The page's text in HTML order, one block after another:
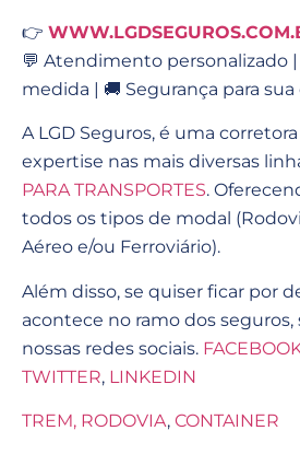
👉
💬 Atendimento personalizado |
medida | 🚚 Segurança para sua
A LGD Seguros, é uma
expertise nas mais diversas
PARA TRANSPORTES.
todos os tipos de modal
Aéreo e/ou Ferroviário).
Além disso, se quiser ficar por
acontece no ramo dos seguros,
nossas redes sociais.
TWITTER, LINKEDIN
TREM, RODOVIA, CONTAINER